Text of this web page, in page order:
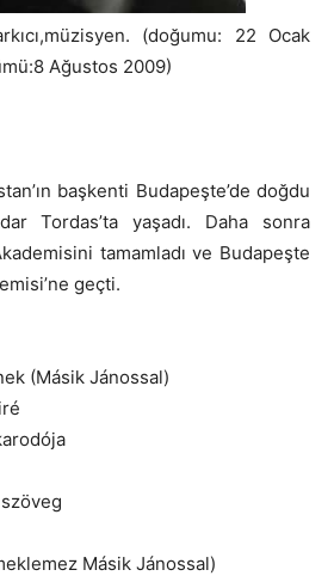
(doğumu: 22 Ocak
Ağustos 2009)
başkenti Budapeşte’de doğdu
Tordas’ta yaşadı. Daha sonra
tamamladı ve Budapeşte
geçti.
(Másik Jánossal)
Másik Jánossal)